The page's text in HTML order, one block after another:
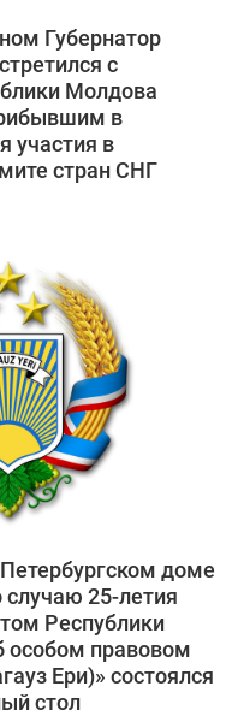
Губернатор
с
Молдова
в
участия в
стран СНГ
доме
случаю 25-летия
Республики
особом правовом
Ери)» состоялся
стол